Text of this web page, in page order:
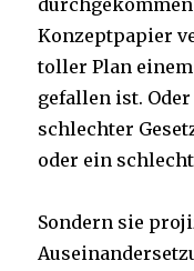
Konzeptpapier
toller Plan
gefallen ist.
schlechter
oder ein
Sondern sie